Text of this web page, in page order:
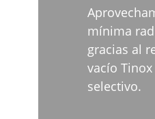
mínima
gracias al
vacío
selectivo.